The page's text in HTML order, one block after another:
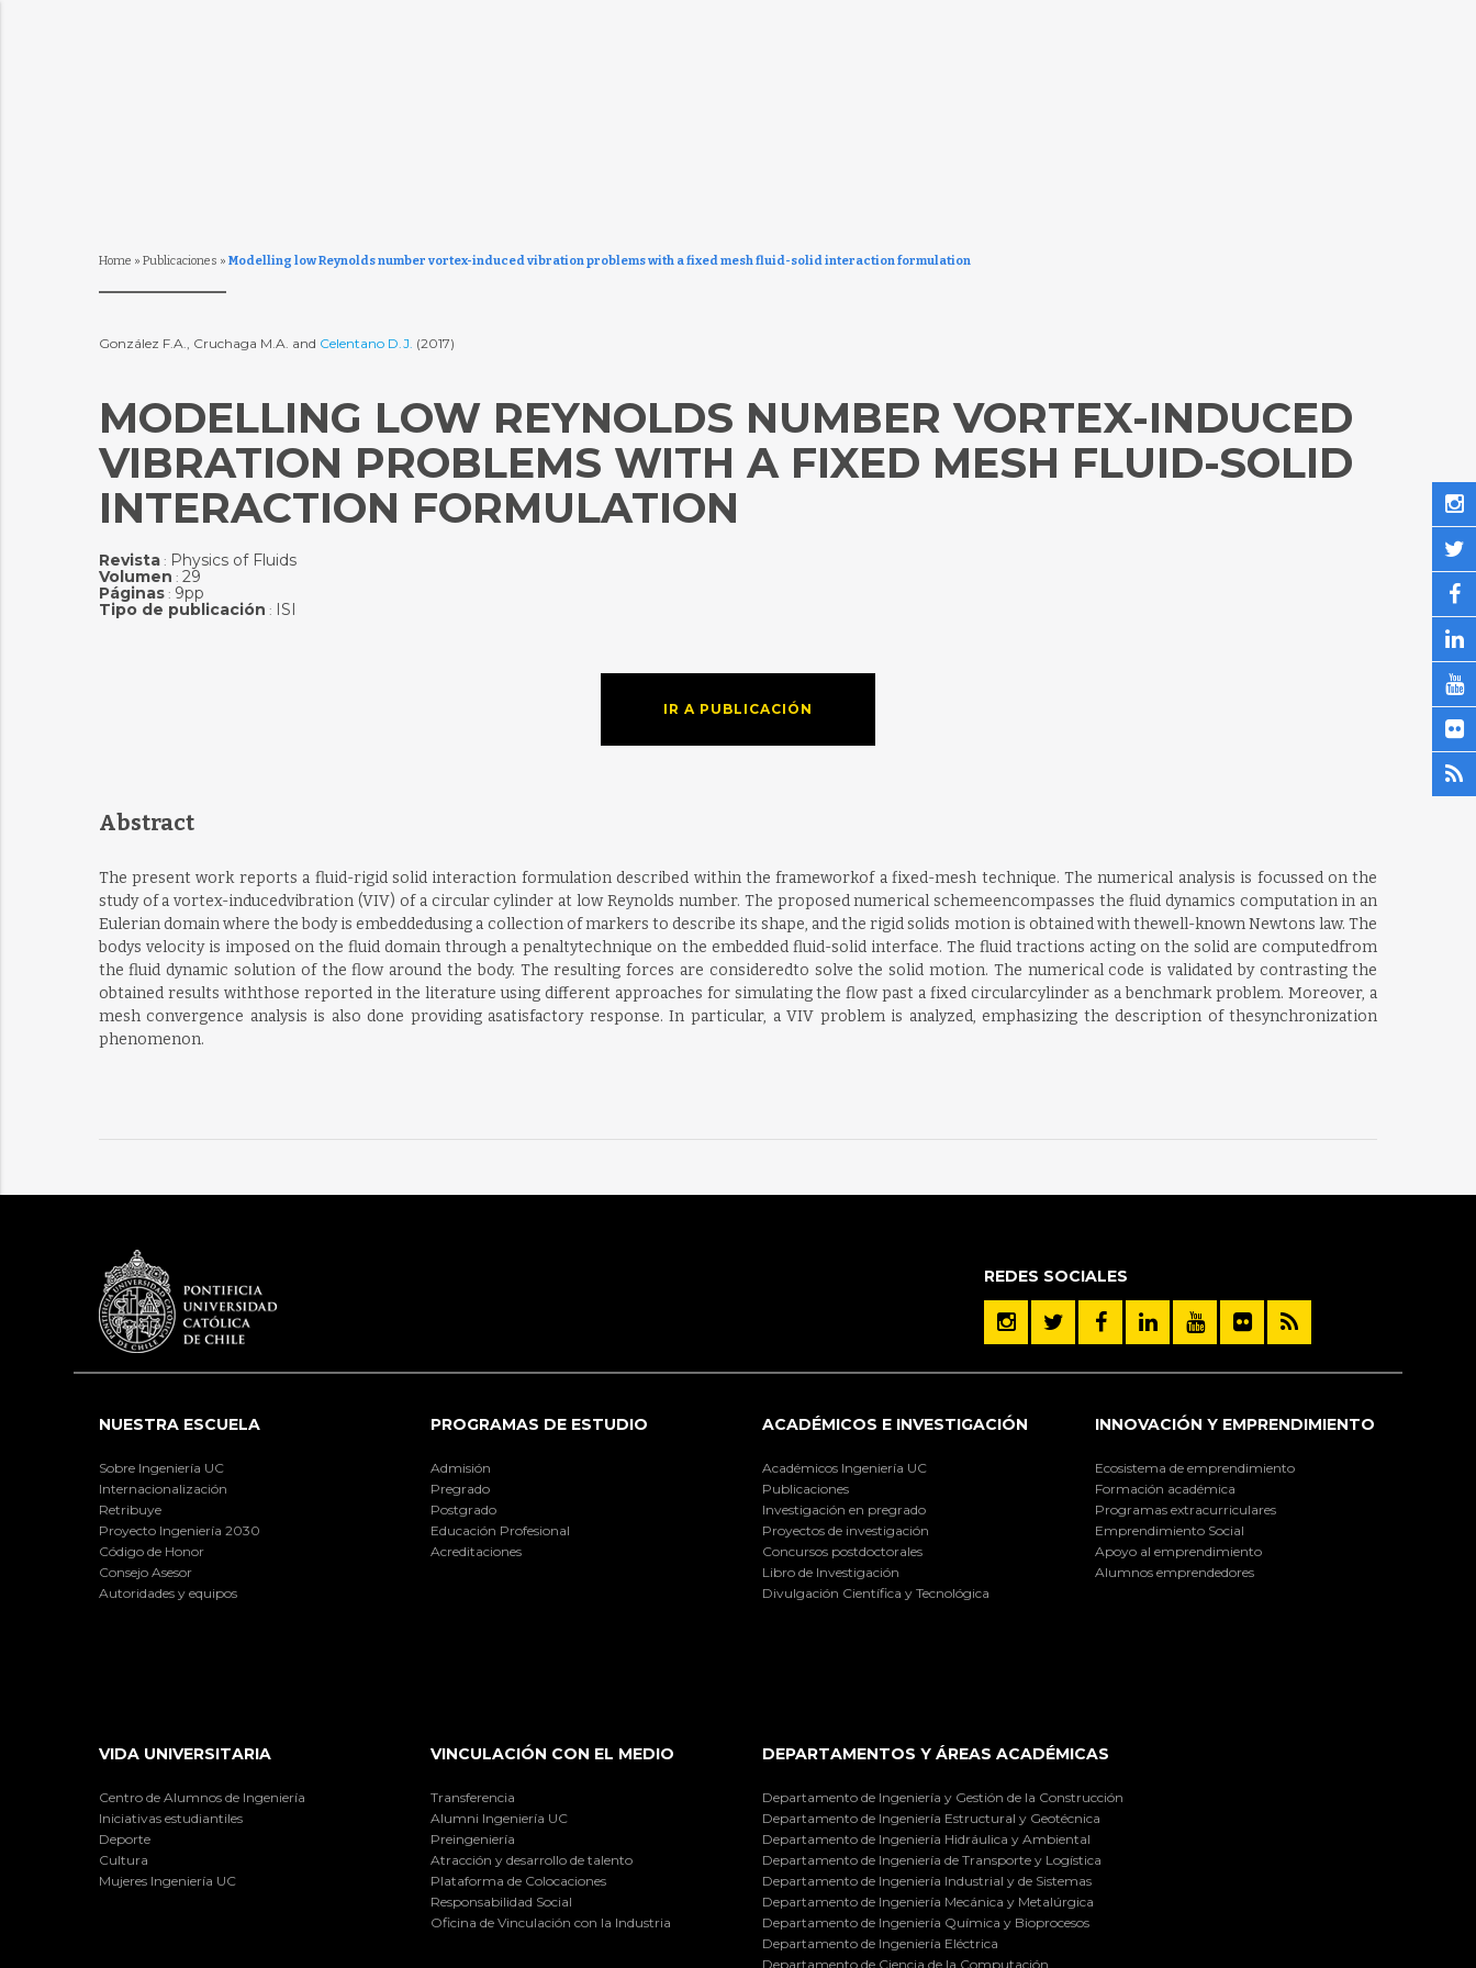
Home » Publicaciones » Modelling low Reynolds number vortex-induced vibration problems with a fixed mesh fluid-solid interaction formulation
González F.A., Cruchaga M.A. and Celentano D.J. (2017)
MODELLING LOW REYNOLDS NUMBER VORTEX-INDUCED
VIBRATION PROBLEMS WITH A FIXED MESH FLUID-SOLID
INTERACTION FORMULATION
Revista: Physics of Fluids
Volumen : 29
Páginas: 9pp
Tipo de publicación : ISI
IR A PUBLICACIÓN
Abstract
The present work reports a fluid-rigid solid interaction formulation described within the frameworkof a fixed-mesh technique. The numerical analysis is focussed on the
study of a vortex-inducedvibration (VIV) of a circular cylinder at low Reynolds number. The proposed numerical schemeencompasses the fluid dynamics computation in an
Eulerian domain where the body is embeddedusing a collection of markers to describe its shape, and the rigid solids motion is obtained with thewell-known Newtons law. The
bodys velocity is imposed on the fluid domain through a penaltytechnique on the embedded fluid-solid interface. The fluid tractions acting on the solid are computedfrom
the fluid dynamic solution of the flow around the body. The resulting forces are consideredto solve the solid motion. The numerical code is validated by contrasting the
obtained results withthose reported in the literature using different approaches for simulating the flow past a fixed circularcylinder as a benchmark problem. Moreover, a
mesh convergence analysis is also done providing asatisfactory response. In particular, a VIV problem is analyzed, emphasizing the description of thesynchronization
phenomenon.
REDES SOCIALES
NUESTRA ESCUELA
Sobre Ingeniería UC
Internacionalización
Retribuye
Proyecto Ingeniería 2030
Código de Honor
Consejo Asesor
Autoridades y equipos
PROGRAMAS DE ESTUDIO
Admisión
Pregrado
Postgrado
Educación Profesional
Acreditaciones
ACADÉMICOS E INVESTIGACIÓN
Académicos Ingeniería UC
Publicaciones
Investigación en pregrado
Proyectos de investigación
Concursos postdoctorales
Libro de Investigación
Divulgación Científica y Tecnológica
INNOVACIÓN Y EMPRENDIMIENTO
Ecosistema de emprendimiento
Formación académica
Programas extracurriculares
Emprendimiento Social
Apoyo al emprendimiento
Alumnos emprendedores
VIDA UNIVERSITARIA
Centro de Alumnos de Ingeniería
Iniciativas estudiantiles
Deporte
Cultura
Mujeres Ingeniería UC
VINCULACIÓN CON EL MEDIO
Transferencia
Alumni Ingeniería UC
Preingeniería
Atracción y desarrollo de talento
Plataforma de Colocaciones
Responsabilidad Social
Oficina de Vinculación con la Industria
DEPARTAMENTOS Y ÁREAS ACADÉMICAS
Departamento de Ingeniería y Gestión de la Construcción
Departamento de Ingeniería Estructural y Geotécnica
Departamento de Ingeniería Hidráulica y Ambiental
Departamento de Ingeniería de Transporte y Logística
Departamento de Ingeniería Industrial y de Sistemas
Departamento de Ingeniería Mecánica y Metalúrgica
Departamento de Ingeniería Química y Bioprocesos
Departamento de Ingeniería Eléctrica
Departamento de Ciencia de la Computación